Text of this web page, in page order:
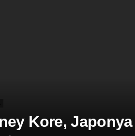
Kore, Japonya